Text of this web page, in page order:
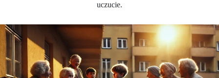
uczucie.